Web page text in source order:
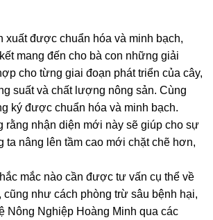
xuất được chuẩn hóa và minh bạch,
mang đến cho bà con những giải
cho từng giai đoạn phát triển của cây,
suất và chất lượng nông sản. Cùng
ký được chuẩn hóa và minh bạch.
rằng nhận diện mới này sẽ giúp cho sự
ta nâng lên tầm cao mới chặt chẽ hơn,
mắc nào cần được tư vấn cụ thể về
cũng như cách phòng trừ sâu bệnh hại,
Nông Nghiệp Hoàng Minh qua các